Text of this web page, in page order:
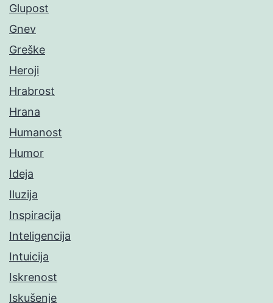
Glupost
Gnev
Greške
Heroji
Hrabrost
Hrana
Humanost
Humor
Ideja
Iluzija
Inspiracija
Inteligencija
Intuicija
Iskrenost
Iskušenje